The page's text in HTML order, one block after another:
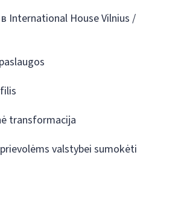
International House Vilnius /
transformacija
valstybei sumokėti